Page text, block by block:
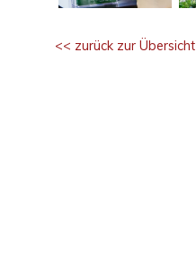
<< zurück zur Übersicht